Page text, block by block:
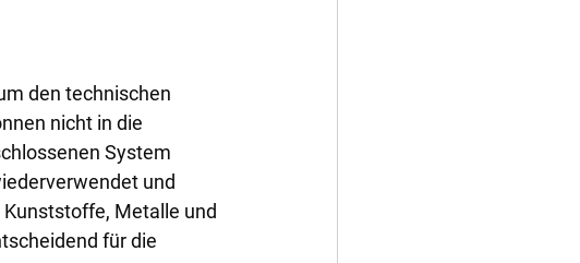
den technischen
nicht in die
System
und
Metalle und
für die